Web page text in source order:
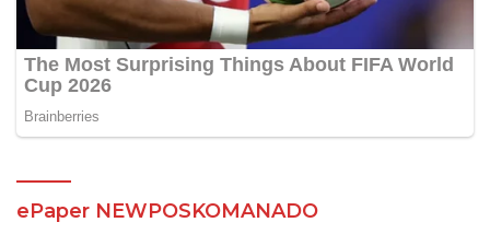
ePaper NEWPOSKOMANADO